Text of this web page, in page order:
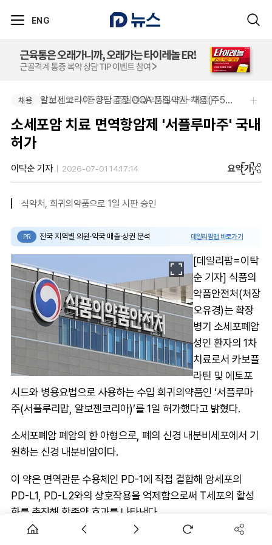
ENG
채용 신신제약-세종공장 품질관리약사(사원~과장)
채용 알보젠코리아-향남공장 OQA 품질약사 채용(주5일/파트타임 가능)
소세포암 치료 면역항암제 '서플루마주' 국내
허가
이탁순 기자 2026-07-01 14:17:14 요약가
식약처, 희귀의약품으로 1일 시판 승인
PR 전국 지역별 의원·약국 매출·상권 분석 데일리팜맵 바로가기
[데일리팜=이탁
순 기자] 식품의
약품안전처(처장
오유경)는 확장
병기 소세포폐암
성인 환자의 1차
치료로서 카보플
라틴 및 에토포
시드와 병용요법으로 사용하는 수입 희귀의약품인 ‘서플루마
주(서플루리맙, 알보젠코리아)’를 1일 허가했다고 밝혔다.
소세포폐암 폐암의 한 아형으로, 폐의 신경 내분비세포에서 기
원하는 신경 내분비암이다.
이 약은 면역관문 수용체인 PD-1에 직접 결합해 암세포의
PD-L1, PD-L2와의 상호작용을 억제함으로써 T세포의 활성
화를 촉진해 항종양 효과를 나타낸다.